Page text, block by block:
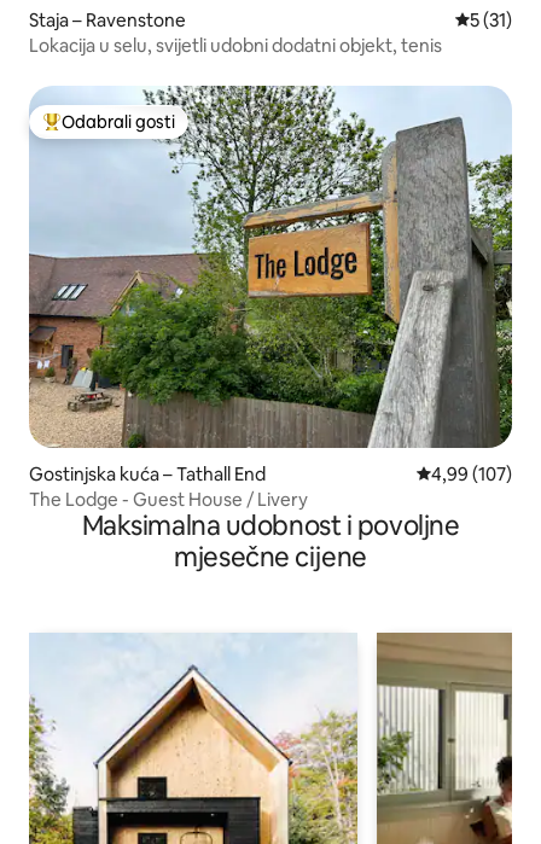
Staja – Ravenstone Prosječna
5 (31)
Lokacija u selu, svijetli udobni dodatni objekt, tenis
Među najviše rangiranima s oznakom „Odabrali gosti”
Odabrali gosti
Gostinjska kuća – Tathall End Prosječna
4,99 (107)
The Lodge - Guest House / Livery
Maksimalna udobnost i povoljne
mjesečne cijene